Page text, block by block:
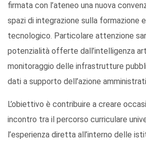
firmata con l’ateneo una nuova
spazi di integrazione sulla formazione
tecnologico. Particolare attenzione
potenzialità offerte dall’intelligenza
monitoraggio delle infrastrutture
dati a supporto dell’azione
L’obiettivo è contribuire a creare
incontro tra il percorso curriculare
l’esperienza diretta all’interno delle